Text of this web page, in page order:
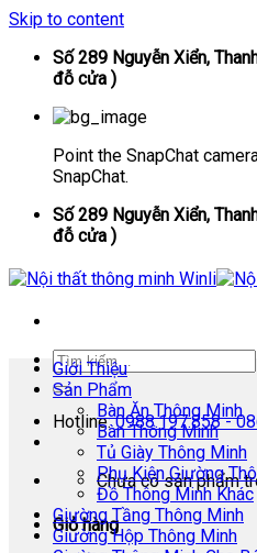
Skip to content
Số 289 Nguyễn Xiển,
đỗ cửa )
Point the SnapChat
SnapChat.
Số 289 Nguyễn Xiển,
đỗ cửa )
Hotline:0988.197.858 -
Chưa có sản phẩm
Giỏ hàng
Giới Thiệu
Sản Phẩm
Bàn Ăn Thông Minh
Bàn Thông Minh
Tủ Giày Thông Minh
Phụ Kiện Giường
Đồ Thông Minh Khác
Giường Tầng Thông Minh
Giường Hộp Thông Minh